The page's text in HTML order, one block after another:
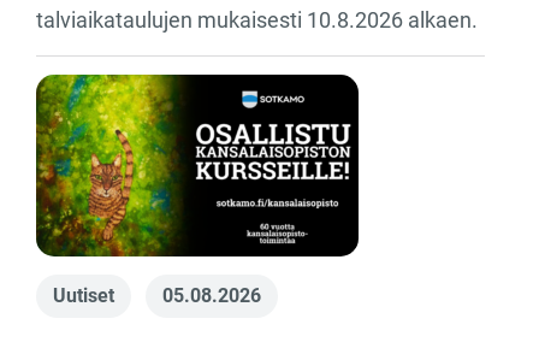
talviaikataulujen mukaisesti 10.8.2026 alkaen.
Uutiset 05.08.2026